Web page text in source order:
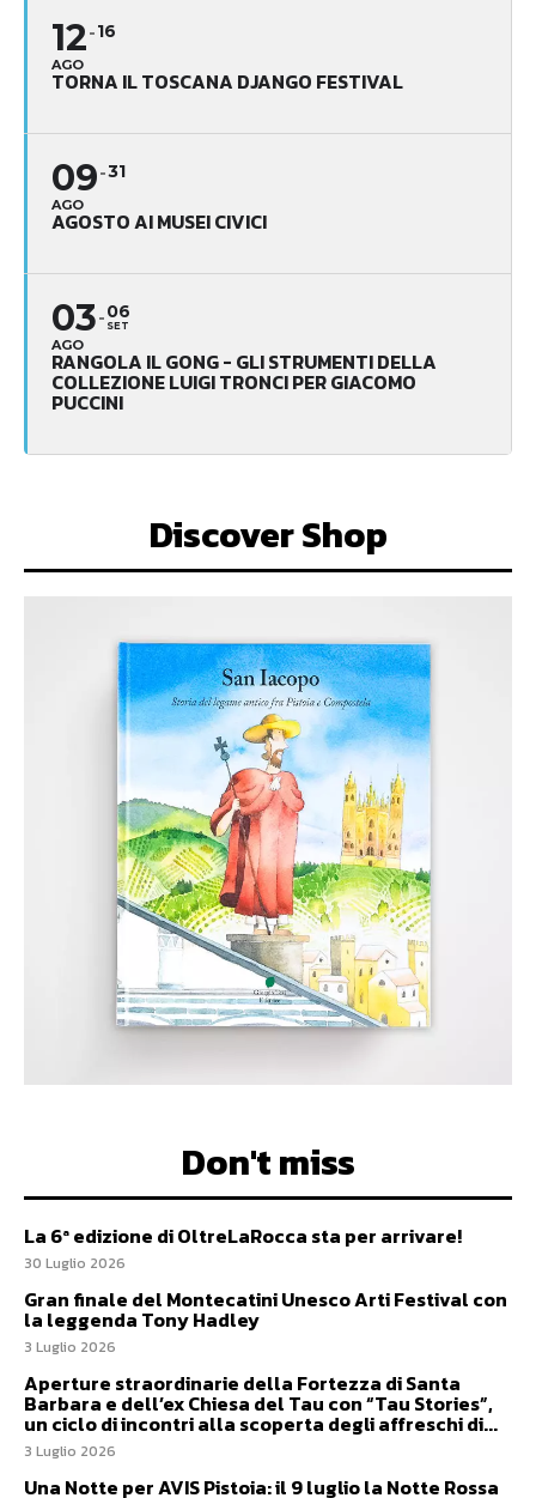
12
AGO
16
TORNA IL TOSCANA DJANGO FESTIVAL
09
AGO
31
AGOSTO AI MUSEI CIVICI
03
AGO
06
SET
RANGOLA IL GONG - GLI STRUMENTI DELLA
COLLEZIONE LUIGI TRONCI PER GIACOMO
PUCCINI
Discover Shop
Don't miss
La 6ª edizione di OltreLaRocca sta per arrivare!
30 Luglio 2026
Gran finale del Montecatini Unesco Arti Festival con
la leggenda Tony Hadley
3 Luglio 2026
Aperture straordinarie della Fortezza di Santa
Barbara e dell’ex Chiesa del Tau con “Tau Stories”,
un ciclo di incontri alla scoperta degli affreschi di...
3 Luglio 2026
Una Notte per AVIS Pistoia: il 9 luglio la Notte Rossa